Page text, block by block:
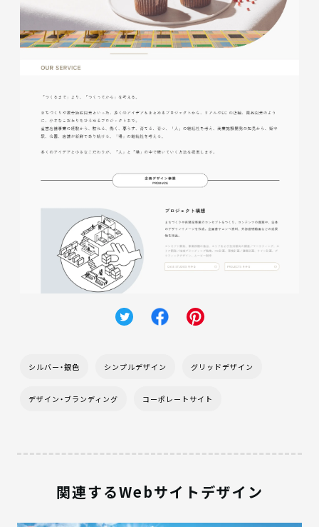
ファッション・トレンド
デザイン・ブランディング
働き方・組織文化・価値観
生活・趣味
NPO・自治体・行政
銀行・金融・フィンテック
健康・フィットネス
車・バイク・乗り物
建築・不動産・空間デザイン
転職・求人
文化・伝統・アート
クリエイティブ・マーケティング
ペット・動物
美容・エステ
教育・子育て・スクール
レストラン・飲食・ウェディング
旅行・観光・ホテル・旅館
医療・介護・ヘルスケア
音楽・映像・エンタメ
IT・ツール・アプリ
農業・畜産・食品
製造・素材・化学
コンサルティング・投資
土木・建設・インフラ整備
デジタルマーケティング・広告
化粧品・美容製品
人材紹介・派遣
法律・会計・士業
製薬・バイオテクノロジー
シルバー・銀色 シンプルデザイン グリッドデザイン
デザイン・ブランディング コーポレートサイト
関連するWebサイトデザイン